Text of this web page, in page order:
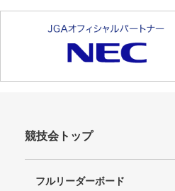
競技会トップ
フルリーダーボード